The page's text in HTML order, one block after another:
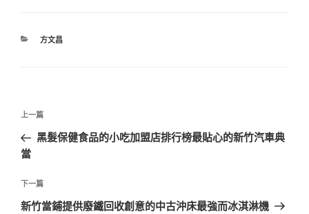
分
方文昌
文
導
覽
上
一
篇
章
上一篇
黑髮保健食品的小吃加盟店排行榜最貼心的新竹汽車典
當
下
一
下一篇
新竹當鋪提供廢鐵回收創意的中古沖床最強而冰淇淋機